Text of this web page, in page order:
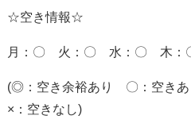
☆空き情報☆
月：〇 火：〇 水：〇 木
(◎：空き余裕あり 〇：空き
×：空きなし)